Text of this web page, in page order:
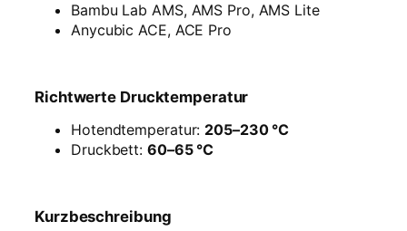
Bambu Lab AMS, AMS Pro, AMS Lite
Anycubic ACE, ACE Pro
Richtwerte Drucktemperatur
Hotendtemperatur: 205–230 °C
Druckbett: 60–65 °C
Kurzbeschreibung